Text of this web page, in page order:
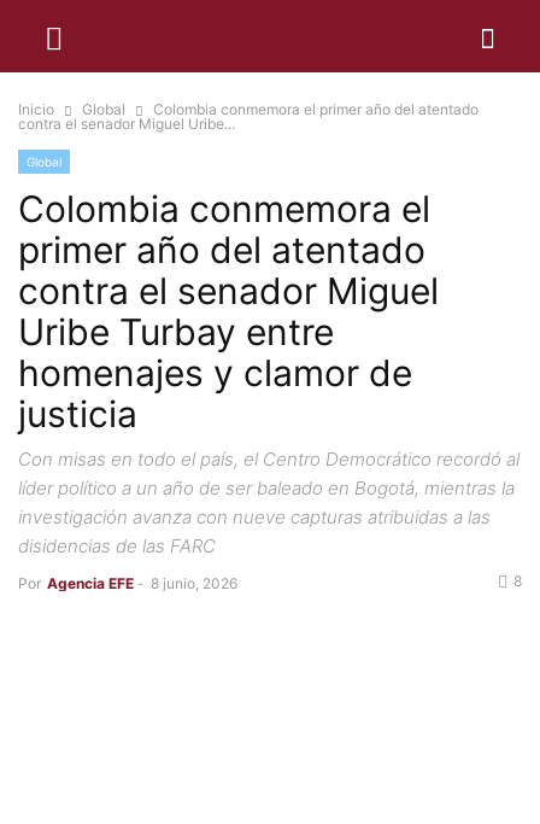
Inicio Global
Colombia conmemora el primer año del atentado
contra el senador Miguel Uribe...
Global
Colombia conmemora el
primer año del atentado
contra el senador Miguel
Uribe Turbay entre
homenajes y clamor de
justicia
Con misas en todo el país, el Centro Democrático recordó al
líder político a un año de ser baleado en Bogotá, mientras la
investigación avanza con nueve capturas atribuidas a las
disidencias de las FARC
Por Agencia EFE - 8 junio, 2026 8